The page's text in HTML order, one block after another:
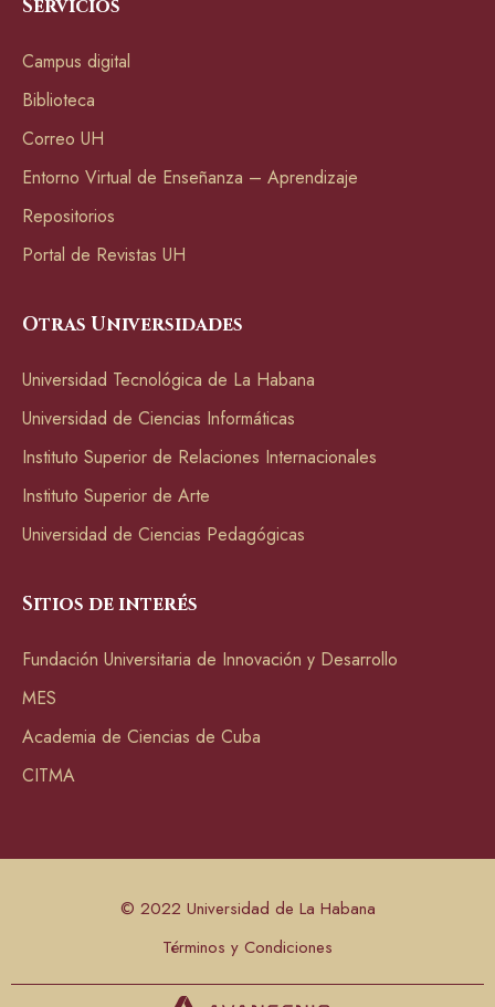
Servicios
Campus digital
Biblioteca
Correo UH
Entorno Virtual de Enseñanza – Aprendizaje
Repositorios
Portal de Revistas UH
Otras Universidades
Universidad Tecnológica de La Habana
Universidad de Ciencias Informáticas
Instituto Superior de Relaciones Internacionales
Instituto Superior de Arte
Universidad de Ciencias Pedagógicas
Sitios de interés
Fundación Universitaria de Innovación y Desarrollo
MES
Academia de Ciencias de Cuba
CITMA
© 2022 Universidad de La Habana
Términos y Condiciones